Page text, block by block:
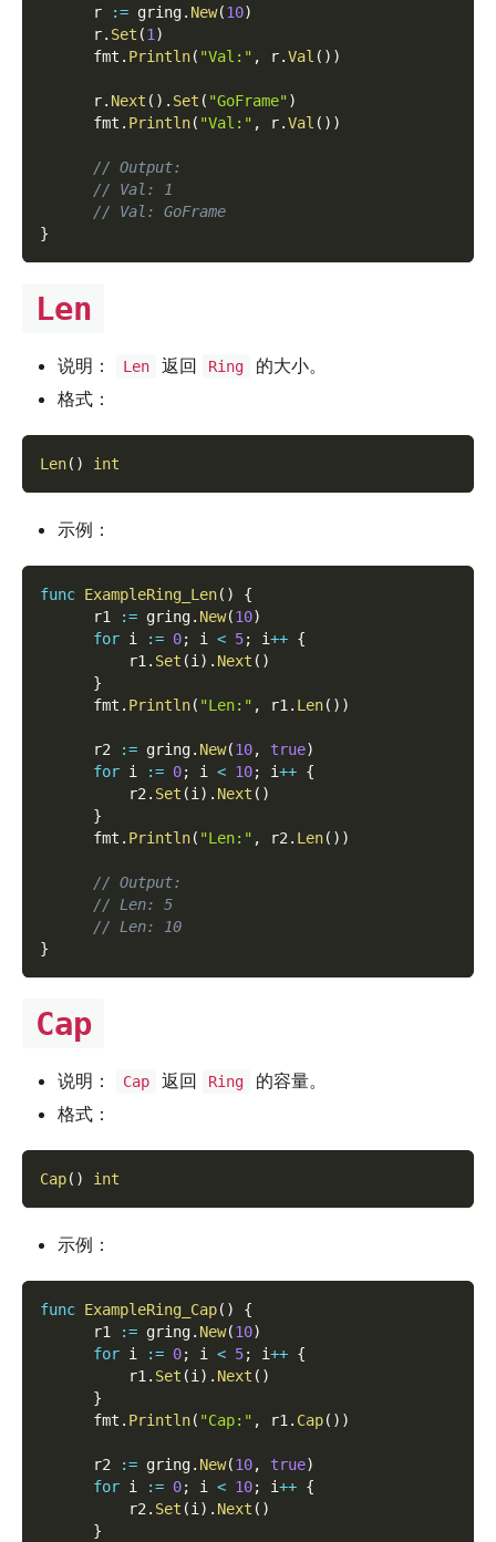
      r
:= gring. New(10)
      r
. Set (1 )
      fmt
. Println( "Val:" , r.Val ( ) )
      r
. Next ( ) . Set ( "GoFrame")
      fmt
. Println( "Val:" , r.Val ( ) )
// Output:
// Val: 1
// Val: GoFrame
}
Len
说明： Len 返回 Ring
的大小。
格式：
Len( ) int
示例：
func ExampleRing_Len( )
{
      r1
:= gring. New(10)
for i := 0; i < 5; i++ {
          r1
. Set (i ) . Next ( )
}
      fmt
. Println( "Len:" , r1 . Len( ) )
      r2
:= gring. New(10, true)
for i := 0; i < 10; i++ {
          r2
. Set (i ) . Next ( )
}
      fmt
. Println( "Len:" , r2 . Len( ) )
// Output:
// Len: 5
// Len: 10
}
Cap
说明： Cap 返回 Ring
的容量。
格式：
Cap( ) int
示例：
func ExampleRing_Cap( )
{
      r1
:= gring. New(10)
for i := 0; i < 5; i++ {
          r1
. Set (i ) . Next ( )
}
      fmt
. Println( "Cap:" , r1 . Cap( ) )
      r2
:= gring. New(10, true)
for i := 0; i < 10; i++ {
          r2
. Set (i ) . Next ( )
}